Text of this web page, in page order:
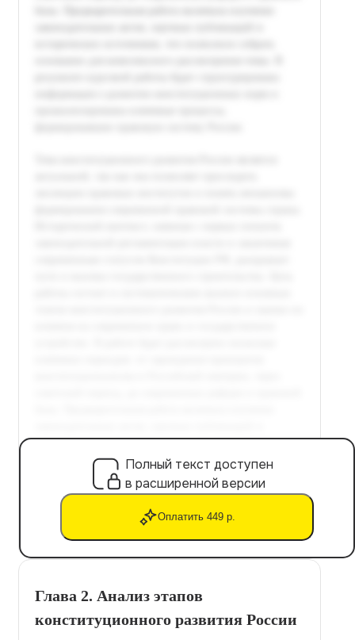
Полный текст доступен
в расширенной версии
Оплатить 449 р.
Глава 2. Анализ этапов
конституционного развития России